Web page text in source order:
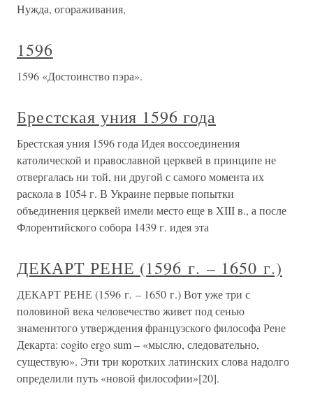
Нужда, огораживания,
1596
1596 «Достоинство пэра».
Брестская уния 1596 года
Брестская уния 1596 года Идея воссоединения
католической и православной церквей в принципе не
отвергалась ни той, ни другой с самого момента их
раскола в 1054 г. В Украине первые попытки
объединения церквей имели место еще в XIII в., а после
Флорентийского собора 1439 г. идея эта
ДЕКАРТ РЕНЕ (1596 г. – 1650 г.)
ДЕКАРТ РЕНЕ (1596 г. – 1650 г.) Вот уже три с
половиной века человечество живет под сенью
знаменитого утверждения французского философа Рене
Декарта: cogito ergo sum – «мыслю, следовательно,
существую». Эти три коротких латинских слова надолго
определили путь «новой философии»[20].